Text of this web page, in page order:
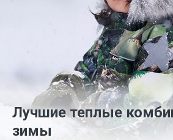
Лучшие теплые
зимы